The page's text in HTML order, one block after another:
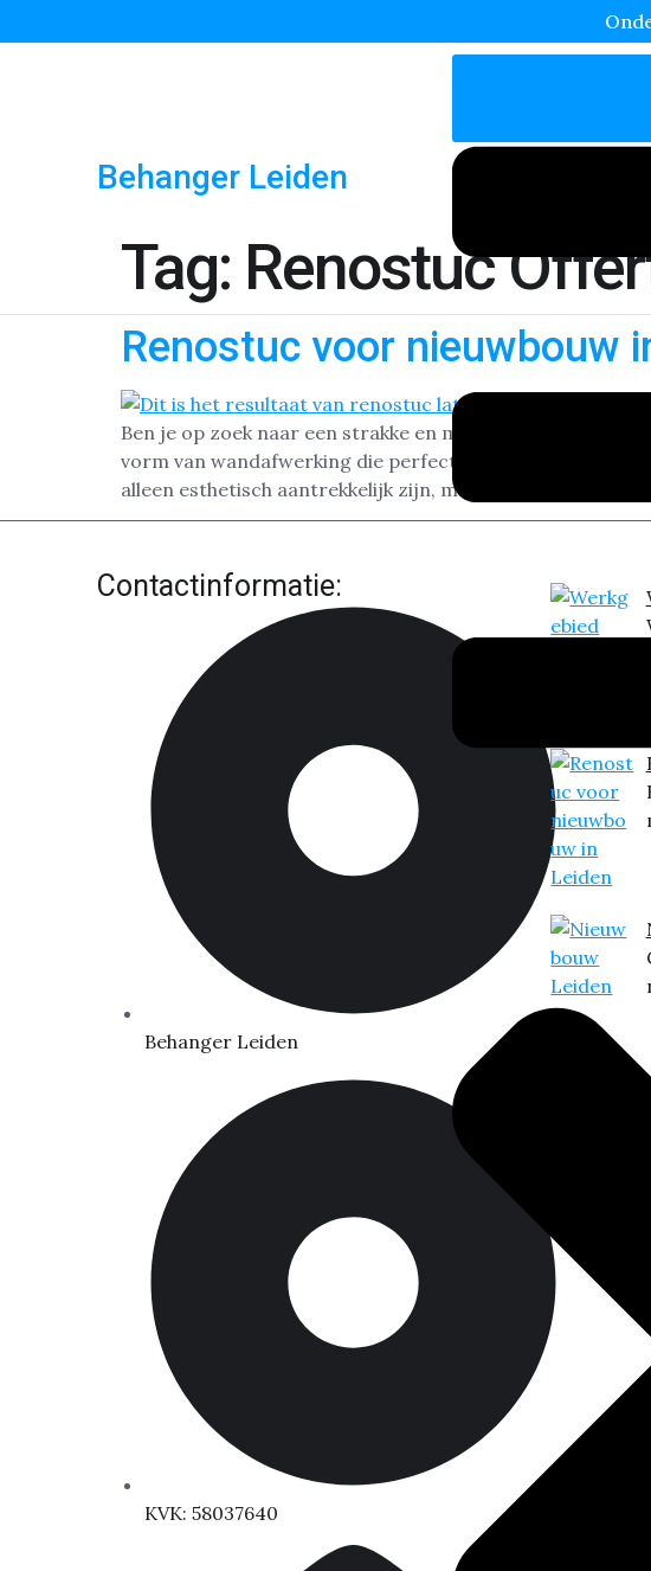
Behanger Leiden
Tag: Renostuc
Renostuc voor nieuwbouw
Ben je op zoek naar een strakke en moderne afwerking
vorm van wandafwerking die perfect is voor zowel
alleen esthetisch aantrekkelijk zijn, maar ook functioneel.
Contactinformatie:
Behanger Leiden
KVK: 58037640